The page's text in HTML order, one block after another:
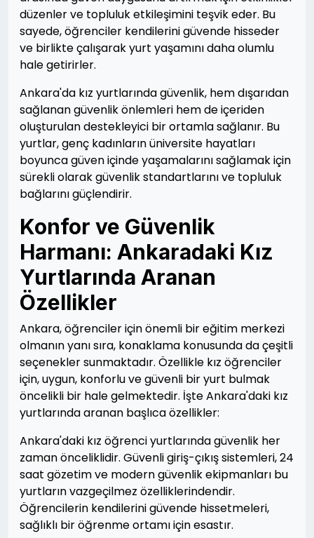
düzenler ve topluluk etkileşimini teşvik eder. Bu
sayede, öğrenciler kendilerini güvende hisseder
ve birlikte çalışarak yurt yaşamını daha olumlu
hale getirirler.
Ankara'da kız yurtlarında güvenlik, hem dışarıdan
sağlanan güvenlik önlemleri hem de içeriden
oluşturulan destekleyici bir ortamla sağlanır. Bu
yurtlar, genç kadınların üniversite hayatları
boyunca güven içinde yaşamalarını sağlamak için
sürekli olarak güvenlik standartlarını ve topluluk
bağlarını güçlendirir.
Konfor ve Güvenlik
Harmanı: Ankaradaki Kız
Yurtlarında Aranan
Özellikler
Ankara, öğrenciler için önemli bir eğitim merkezi
olmanın yanı sıra, konaklama konusunda da çeşitli
seçenekler sunmaktadır. Özellikle kız öğrenciler
için, uygun, konforlu ve güvenli bir yurt bulmak
öncelikli bir hale gelmektedir. İşte Ankara'daki kız
yurtlarında aranan başlıca özellikler:
Ankara'daki kız öğrenci yurtlarında güvenlik her
zaman önceliklidir. Güvenli giriş-çıkış sistemleri, 24
saat gözetim ve modern güvenlik ekipmanları bu
yurtların vazgeçilmez özelliklerindendir.
Öğrencilerin kendilerini güvende hissetmeleri,
sağlıklı bir öğrenme ortamı için esastır.